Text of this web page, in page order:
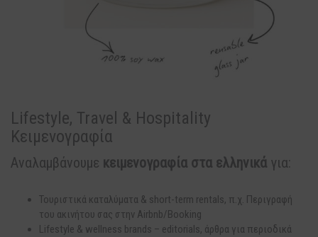
Lifestyle, Travel & Hospitality
Κειμενογραφία
Αναλαμβάνουμε κειμενογραφία στα ελληνικά για:
Τουριστικά καταλύματα & short-term rentals, π.χ. Περιγραφή
του ακινήτου σας στην Airbnb/Booking
Lifestyle & wellness brands – editorials, άρθρα για περιοδικά